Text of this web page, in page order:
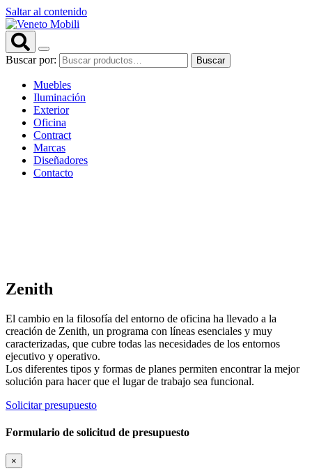
Saltar al contenido
Buscar por: Buscar
Muebles
Iluminación
Exterior
Oficina
Contract
Marcas
Diseñadores
Contacto
Zenith
El cambio en la filosofía del entorno de oficina ha llevado a la
creación de Zenith, un programa con líneas esenciales y muy
caracterizadas, que cubre todas las necesidades de los entornos
ejecutivo y operativo.
Los diferentes tipos y formas de planes permiten encontrar la mejor
solución para hacer que el lugar de trabajo sea funcional.
Solicitar presupuesto
Formulario de solicitud de presupuesto
×